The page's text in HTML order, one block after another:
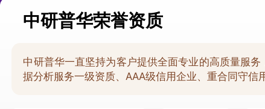
中研普华荣誉资质
中研普华一直坚持为客户提供全面专业的高质量服
据分析服务一级资质、AAA级信用企业、重合同守信